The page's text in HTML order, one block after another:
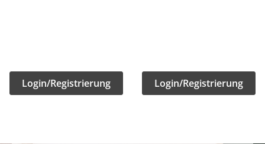
Login/Registrierung Login/Registrierung